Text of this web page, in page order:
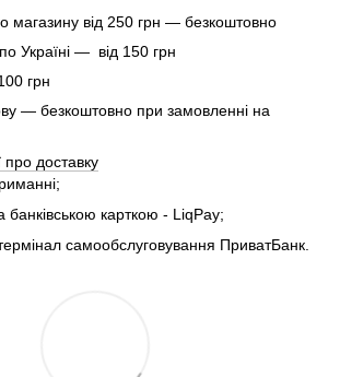
магазину від 250 грн — безкоштовно
Україні — від 150 грн
грн
— безкоштовно при замовленні на
про доставку
карткою - LiqPay;
самообслуговування ПриватБанк.